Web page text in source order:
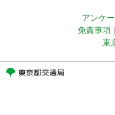
アンケ
免責事項 ｜
東